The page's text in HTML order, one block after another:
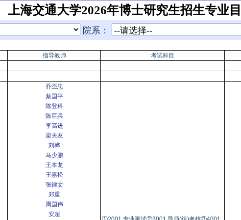
上海交通大学2026年博士研究生招生专业
院系：
指导教师 考试科目
乔丕忠
蔡国平
陈登科
陈巨兵
李高进
梁夫友
刘桦
马少鹏
王本龙
王嘉松
张律文
郑重
周国伟
安超